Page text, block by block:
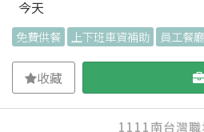
今天
免費供餐 上下班車資補助 員工餐廳
收藏
1111南台灣職